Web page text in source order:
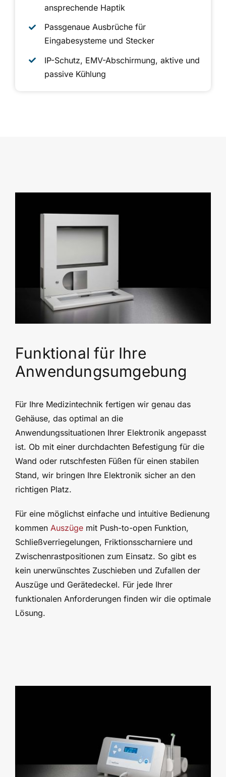
ansprechende Haptik
Passgenaue Ausbrüche für
Eingabesysteme und Stecker
IP-Schutz, EMV-Abschirmung, aktive und
passive Kühlung
Funktional für Ihre
Anwendungsumgebung
Für Ihre Medizintechnik fertigen wir genau das
Gehäuse, das optimal an die
Anwendungssituationen Ihrer Elektronik angepasst
ist. Ob mit einer durchdachten Befestigung für die
Wand oder rutschfesten Füßen für einen stabilen
Stand, wir bringen Ihre Elektronik sicher an den
richtigen Platz.
Für eine möglichst einfache und intuitive Bedienung
kommen Auszüge mit Push-to-open Funktion,
Schließverriegelungen, Friktionsscharniere und
Zwischenrastpositionen zum Einsatz. So gibt es
kein unerwünschtes Zuschieben und Zufallen der
Auszüge und Gerätedeckel. Für jede Ihrer
funktionalen Anforderungen finden wir die optimale
Lösung.